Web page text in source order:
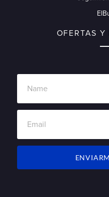
OFERTAS Y